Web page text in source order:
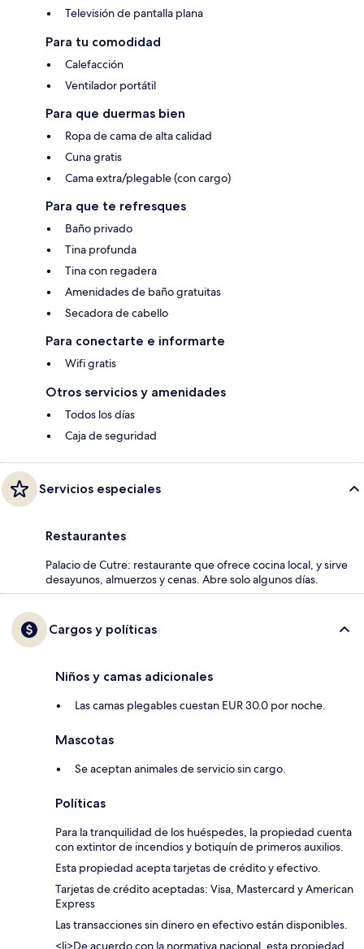
Televisión de pantalla plana
Para tu comodidad
Calefacción
Ventilador portátil
Para que duermas bien
Ropa de cama de alta calidad
Cuna gratis
Cama extra/plegable (con cargo)
Para que te refresques
Baño privado
Tina profunda
Tina con regadera
Amenidades de baño gratuitas
Secadora de cabello
Para conectarte e informarte
Wifi gratis
Otros servicios y amenidades
Todos los días
Caja de seguridad
Servicios especiales
Restaurantes
Palacio de Cutre: restaurante que ofrece cocina local, y sirve
desayunos, almuerzos y cenas. Abre solo algunos días.
Cargos y políticas
Niños y camas adicionales
Las camas plegables cuestan EUR 30.0 por noche.
Mascotas
Se aceptan animales de servicio sin cargo.
Políticas
Para la tranquilidad de los huéspedes, la propiedad cuenta
con extintor de incendios y botiquín de primeros auxilios.
Esta propiedad acepta tarjetas de crédito y efectivo.
Tarjetas de crédito aceptadas: Visa, Mastercard y American
Express
Las transacciones sin dinero en efectivo están disponibles.
<li>De acuerdo con la normativa nacional, esta propiedad